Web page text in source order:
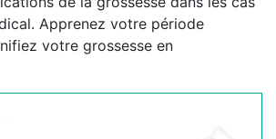
Apprenez votre période
votre grossesse en